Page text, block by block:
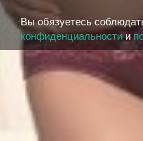
Вы обязуетесь
конфиденциальностии